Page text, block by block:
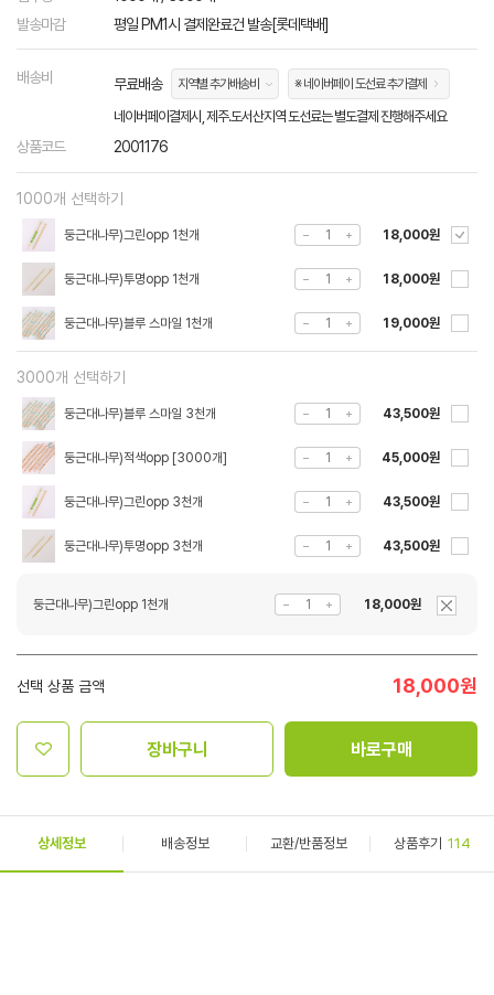
발송마감
평일 PM1시 결제완료건 발송[롯데택배]
배송비 무료배송 지역별 추가배송비 ※ 네이버페이 도선료 추가결제
네이버페이결제시, 제주.도서산지역 도선료는 별도결제 진행해주세요
상품코드 2001176
1000개 선택하기
둥근대나무)그린opp 1천개 18,000원
둥근대나무)투명opp 1천개 18,000원
둥근대나무)블루 스마일 1천개 19,000원
3000개 선택하기
둥근대나무)블루 스마일 3천개 43,500원
둥근대나무)적색opp [3000개] 45,000원
둥근대나무)그린opp 3천개 43,500원
둥근대나무)투명opp 3천개 43,500원
둥근대나무)그린opp 1천개 18,000원
선택 상품 금액 18,000원
장바구니 바로구매
상세정보 배송정보 교환/반품정보 상품후기 114